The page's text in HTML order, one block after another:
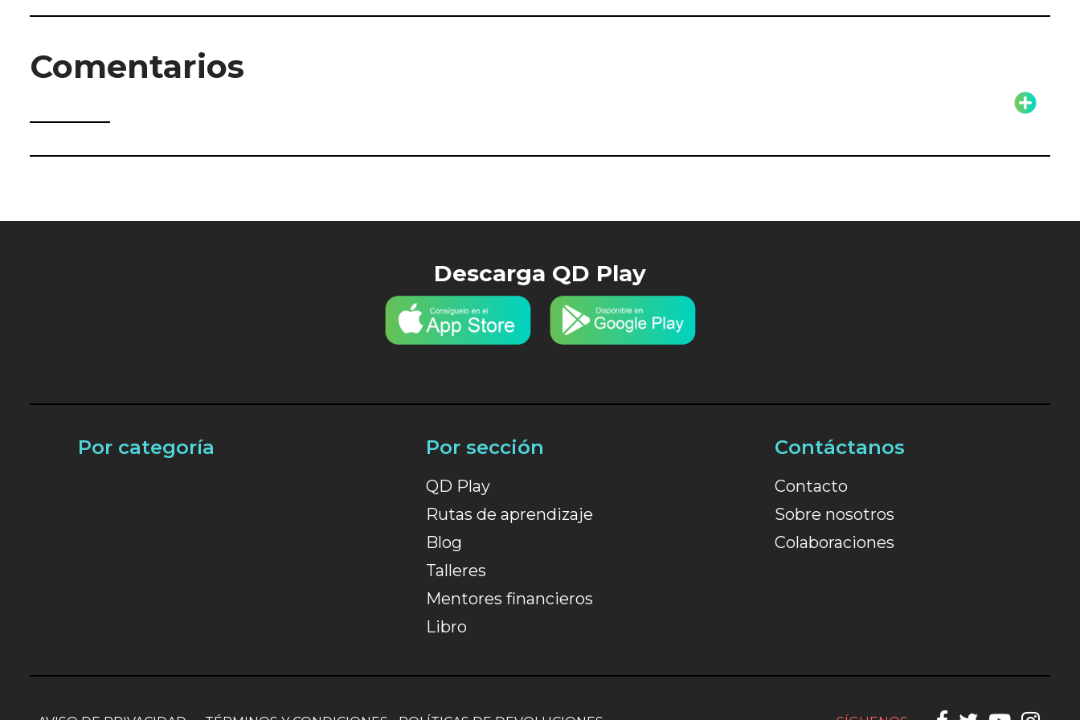
Comentarios
Descarga QD Play
Por categoría Por sección
QD Play
Rutas de aprendizaje
Blog
Talleres
Mentores financieros
Libro
Contáctanos
Contacto
Sobre nosotros
Colaboraciones